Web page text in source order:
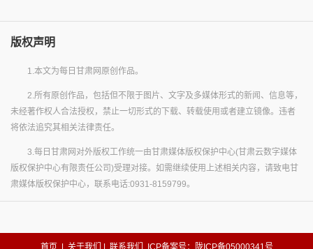
版权声明
1.本文为每日甘肃网原创作品。
2.所有原创作品，包括但不限于图片、文字及多媒体形式的新闻、信息等，
未经著作权人合法授权，禁止一切形式的下载、转载使用或者建立镜像。违者
将依法追究其相关法律责任。
3.每日甘肃网对外版权工作统一由甘肃媒体版权保护中心(甘肃云数字媒体
版权保护中心有限责任公司)受理对接。如需继续使用上述相关内容，请致电甘
肃媒体版权保护中心，联系电话:0931-8159799。